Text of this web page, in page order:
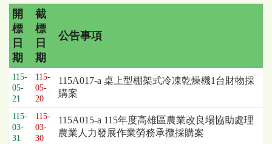
招
標
採
購
列
表，
開
標
日
期
截
標
日
期
公告事項
115-
05-
21
115-
05-
20
115A017-a 桌上型棚架式冷凍乾燥機1台財物採
購案
115-
03-
31
115-
03-
30
115A015-a 115年度高雄區農業改良場協助處理
農業人力發展作業勞務承攬採購案